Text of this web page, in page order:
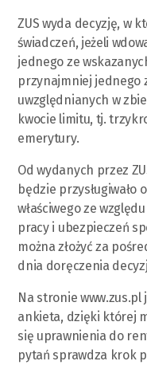
ZUS wyda decyzję, w
świadczeń, jeżeli
jednego ze
przynajmniej jednego
uwzględnianych w
kwocie limitu, tj.
emerytury.
Od wydanych przez
będzie przysługiwało
właściwego ze
pracy i ubezpieczeń
można złożyć za
dnia doręczenia
Na stronie
ankieta, dzięki której
się uprawnienia do
pytań sprawdza krok